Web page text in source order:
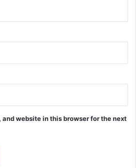
and website in this browser for the next